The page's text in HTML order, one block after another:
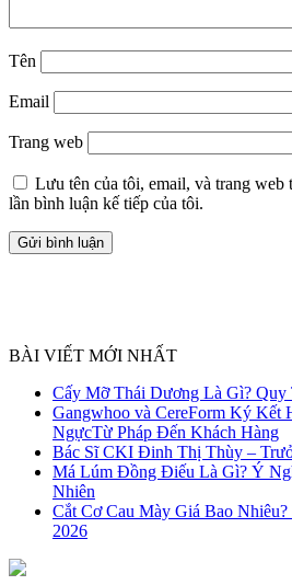
Tên
Email
Trang web
Lưu tên của tôi, email, và trang web
lần bình luận kế tiếp của tôi.
BÀI VIẾT MỚI NHẤT
Cấy Mỡ Thái Dương Là Gì? Quy
Gangwhoo và CereForm Ký Kết
NgựcTừ Pháp Đến Khách Hàng
Bác Sĩ CKI Đinh Thị Thùy –
Má Lúm Đồng Điếu Là Gì? Ý
Nhiên
Cắt Cơ Cau Mày Giá Bao
2026